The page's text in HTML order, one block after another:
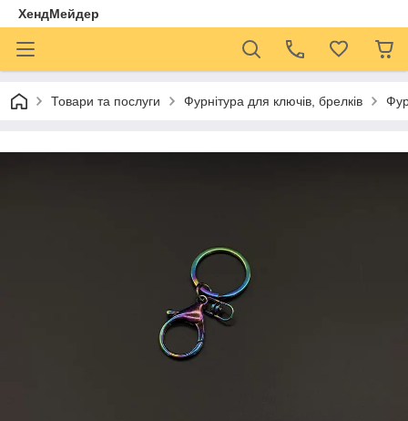
ХендМейдер
Товари та послуги Фурнітура для ключів, брелків